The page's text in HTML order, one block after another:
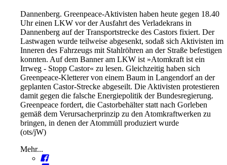
Dannenberg. Greenpeace-Aktivisten haben heute gegen 18.40
Uhr einen LKW vor der Ausfahrt des Verladekrans in
Dannenberg auf der Transportstrecke des Castors fixiert. Der
Lastwagen wurde teilweise abgesenkt, sodaß sich Aktivisten im
Inneren des Fahrzeugs mit Stahlröhren an der Straße befestigen
konnten. Auf dem Banner am LKW ist »Atomkraft ist ein
Irrweg - Stopp Castor« zu lesen. Gleichzeitig haben sich
Greenpeace-Kletterer von einem Baum in Langendorf an der
geplanten Castor-Strecke abgeseilt. Die Aktivisten protestieren
damit gegen die falsche Energiepolitik der Bundesregierung.
Greenpeace fordert, die Castorbehälter statt nach Gorleben
gemäß dem Verursacherprinzip zu den Atomkraftwerken zu
bringen, in denen der Atommüll produziert wurde
(ots/jW)
Mehr...